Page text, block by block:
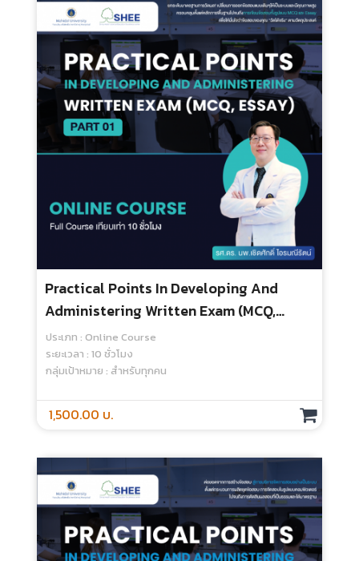
Getting Ready For Teacher Professional
Standard (SI-PSF And MU-PSF) - Online
คอร์สนี้สำหรับบุคลากรศิริราชเท่านั้น